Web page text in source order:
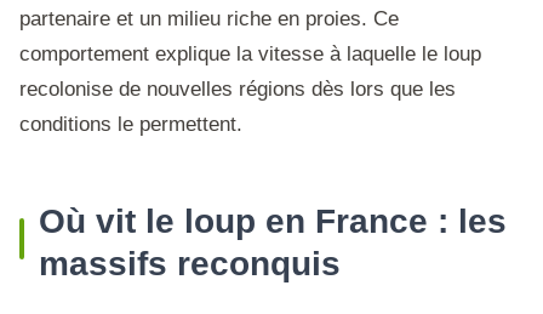
partenaire et un milieu riche en proies. Ce
comportement explique la vitesse à laquelle le loup
recolonise de nouvelles régions dès lors que les
conditions le permettent.
Où vit le loup en France : les
massifs reconquis